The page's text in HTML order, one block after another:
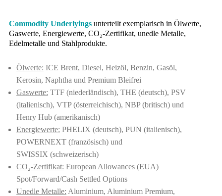
Commodity Underlyings unterteilt exemplarisch in Ölwerte,
Gaswerte, Energiewerte, CO₂-Zertifikat, unedle Metalle,
Edelmetalle und Stahlprodukte.
Ölwerte: ICE Brent, Diesel, Heizöl, Benzin, Gasöl,
Kerosin, Naphtha und Premium Bleifrei
Gaswerte: TTF (niederländisch), THE (deutsch), PSV
(italienisch), VTP (österreichisch), NBP (britisch) und
Henry Hub (amerikanisch)
Energiewerte: PHELIX (deutsch), PUN (italienisch),
POWERNEXT (französisch) und
SWISSIX (schweizerisch)
CO₂-Zertifikat: European Allowances (EUA)
Spot/Forward/Cash Settled Options
Unedle Metalle: Aluminium, Aluminium Premium,